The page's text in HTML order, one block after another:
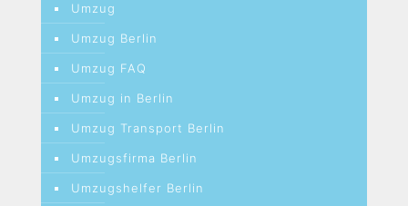
Umzug
Umzug Berlin
Umzug FAQ
Umzug in Berlin
Umzug Transport Berlin
Umzugsfirma Berlin
Umzugshelfer Berlin